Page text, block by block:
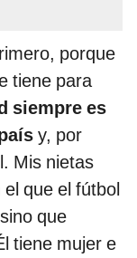
porque
tiene para
siempre es
y, por
Mis nietas
que el fútbol
que
tiene mujer e